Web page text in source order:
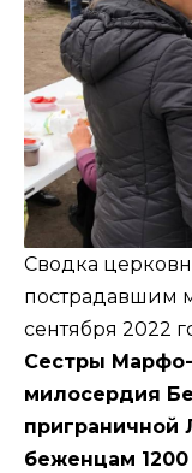
Сводка
пострадавшим
сентября 2022
Сестры Марфо-
милосердия
приграничной
беженцам